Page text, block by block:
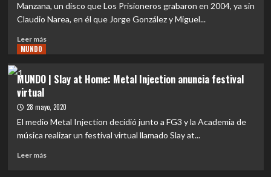
Atenea
lanzan
nueva
online
destacada
de
artistas
Manzana, un disco que Los Prisioneros grabaron en 2004, ya sin
Claudio Narea, en él que Jorge González y Miguel...
Leer másLeer
|
de
15
se
relanza
MUNDO
MUNDO | Slay at Home: Metal Injection anuncia festival
virtual
28 mayo, 2020
El medio Metal Injection decidió junto a FG3 y la Academia de
música realizar un festival virtual llamado Slay at...
Leer másLeer